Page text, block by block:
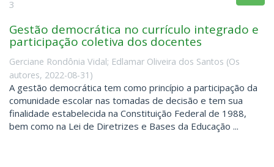
3
Gestão democrática no currículo integrado e
participação coletiva dos docentes
Gerciane Rondônia Vidal; Edlamar Oliveira dos Santos (Os
autores, 2022-08-31 )
A gestão democrática tem como princípio a participação da
comunidade escolar nas tomadas de decisão e tem sua
finalidade estabelecida na Constituição Federal de 1988,
bem como na Lei de Diretrizes e Bases da Educação ...